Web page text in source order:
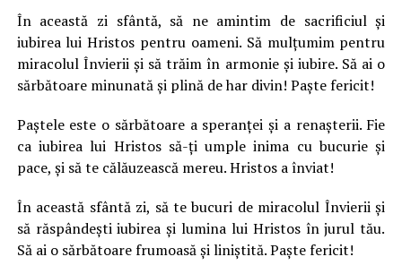
În această zi sfântă, să ne amintim de sacrificiul și
iubirea lui Hristos pentru oameni. Să mulțumim pentru
miracolul Învierii și să trăim în armonie și iubire. Să ai o
sărbătoare minunată și plină de har divin! Paște fericit!
Paștele este o sărbătoare a speranței și a renașterii. Fie
ca iubirea lui Hristos să-ți umple inima cu bucurie și
pace, și să te călăuzească mereu. Hristos a înviat!
În această sfântă zi, să te bucuri de miracolul Învierii și
să răspândeşti iubirea și lumina lui Hristos în jurul tău.
Să ai o sărbătoare frumoasă și liniştită. Paște fericit!